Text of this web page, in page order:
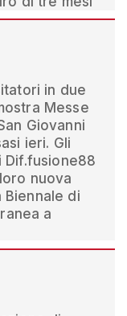
in due
Messe
Giovanni
ieri. Gli
Dif.fusione88
nuova
Biennale di
a